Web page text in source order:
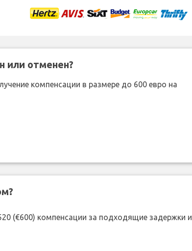
или отменен?
компенсации в размере до 600 евро на
(€600) компенсации за подходящие задержки и